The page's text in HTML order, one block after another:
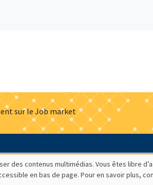
sur le Job market
légales Gestion des cookies
des contenus multimédias. Vous êtes libre
en bas de page. Pour en savoir plus,